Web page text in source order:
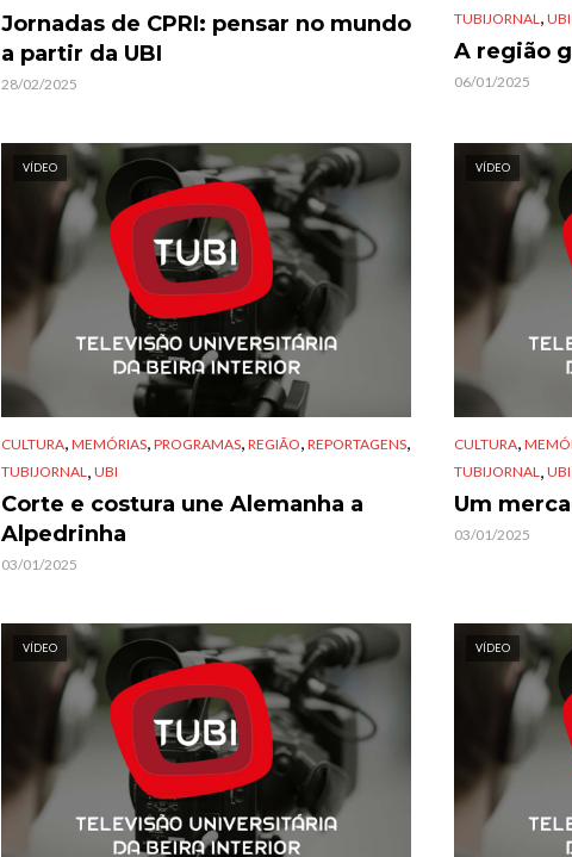
Jornadas de CPRI: pensar no mundo
a partir da UBI
28/02/2025
TUBIJORNAL, UBI
A região
06/01/2025
VÍDEO
CULTURA MEMÓRIAS PROGRAMAS REGIÃO REPORTAGENS
TUBIJORNAL UBI
Corte e costura une Alemanha a
Alpedrinha
03/01/2025
VÍDEO
CULTURA
TUBIJORNAL UBI
Um
03/01/2025
VÍDEO VÍDEO